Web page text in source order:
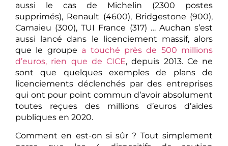
aussi le cas de Michelin (2300 postes
supprimés), Renault (4600), Bridgestone (900),
Camaieu (300), TUI France (317) … Auchan s’est
aussi lancé dans le licenciement massif, alors
que le groupe a touché près de 500 millions
d’euros, rien que de CICE, depuis 2013. Ce ne
sont que quelques exemples de plans de
licenciements déclenchés par des entreprises
qui ont pour point commun d’avoir absolument
toutes reçues des millions d’euros d’aides
publiques en 2020.
Comment en est-on si sûr ? Tout simplement